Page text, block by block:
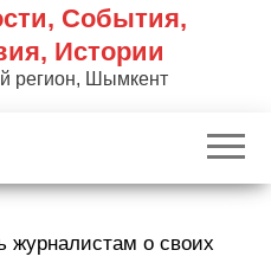
к
р
События,
Истории
регион, Шымкент
журналистам о своих